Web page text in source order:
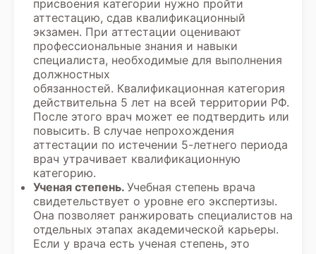
присвоения категории нужно пройти
аттестацию, сдав квалификационный
экзамен. При аттестации оценивают
профессиональные знания и навыки
специалиста, необходимые для выполнения
должностных
обязанностей. Квалификационная категория
действительна 5 лет на всей территории РФ.
После этого врач может ее подтвердить или
повысить. В случае непрохождения
аттестации по истечении 5-летнего периода
врач утрачивает квалификационную
категорию.
Ученая степень. Учебная степень врача
свидетельствует о уровне его экспертизы.
Она позволяет ранжировать специалистов на
отдельных этапах академической карьеры.
Если у врача есть ученая степень, это